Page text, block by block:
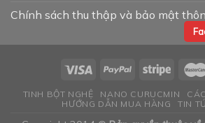
Chính sách thu thập và bảo mật
TINH BỘT NGHỆ NANO CURUCMIN
HƯỚNG DẪN MUA HÀNG
TIN